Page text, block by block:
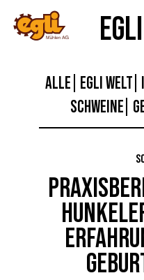
ALLE EGLI WELT
SCHWEINE